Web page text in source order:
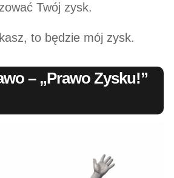
Twój zysk.
to będzie mój zysk.
– „Prawo Zysku!”